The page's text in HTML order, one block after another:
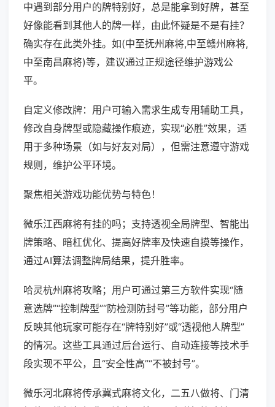
中遇到部分用户的牌特别好，总是能拿到好牌，甚至
好像能看到其他人的牌一样，由此怀疑是不是有挂？
确实存在此类外挂。如(中至抚州麻将,中至赣州麻将,
中至南昌麻将)等，建议通过正规途径维护游戏公
平。
自定义修改牌：用户可输入需求生成专用辅助工具，
修改自身牌型或隐藏操作痕迹，实现“必胜”效果，适
用于多种场景（如与好友对局），但需注意遵守游戏
规则，维护公平环境。
聚焦相关游戏功能优势与特色！
微乐江西麻将有挂的吗；支持透视全局牌型、智能出
牌策略、暗杠优化、提高好牌率及快速自摸等操作，
通过AI算法调整牌局结果，提升胜率。
哈灵杭州麻将攻略；用户可通过第三方软件实现“随
意选牌”“控制牌型”“防检测防封号”等功能，部分用户
反映其他玩家可能存在“牌特别好”或“透视他人牌型”
的情况。这些工具通过后台运行、自动连接等技术手
段实现不平公，且“安全性高”“不被封号”。
微乐河北麻将传承冀式麻将文化，二五八做将、门清